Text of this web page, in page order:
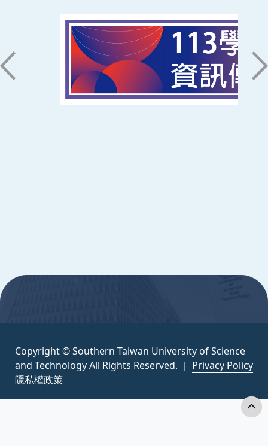
71005 台南市永康區南台街一號
06-2533131 ext. 7101
ic@stust.edu.tw
辦公時間
Copyright © Southern Taiwan University of Science
and Technology All Rights Reserved. ｜ Privacy Policy
隱私權政策